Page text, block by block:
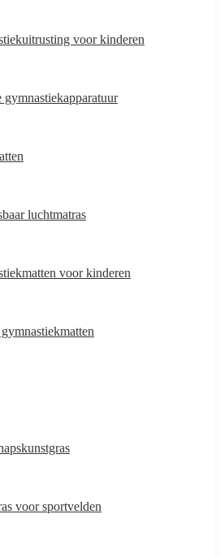
voor kinderen
gymnastiekapparatuur
luchtmatras
voor kinderen
voor sportvelden